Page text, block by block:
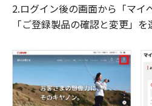
2.ログイン後の画面から「マイ
「ご登録製品の確認と変更」を